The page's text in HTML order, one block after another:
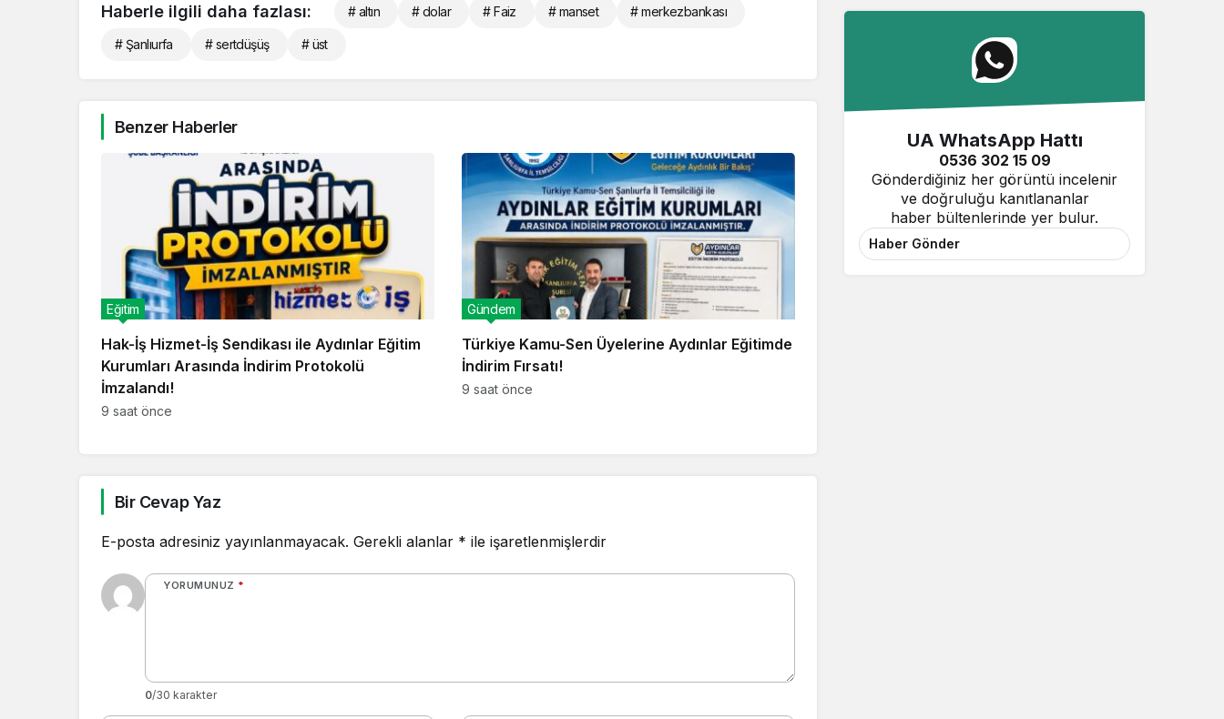
Haberle ilgili daha fazlası: # altın # dolar # Faiz # manset # merkezbankası
# Şanlıurfa # sertdüşüş # üst
Benzer Haberler
Hak-İş Hizmet-İş Sendikası ile Aydınlar Eğitim
Kurumları Arasında İndirim Protokolü
İmzalandı!
Eğitim
9 saat önce
Türkiye Kamu-Sen Üyelerine Aydınlar Eğitimde
İndirim Fırsatı!
Gündem
9 saat önce
Bir Cevap Yaz
E-posta adresiniz yayınlanmayacak. Gerekli alanlar * ile işaretlenmişlerdir
YORUMUNUZ *
0/30 karakter
UA WhatsApp Hattı
0536 302 15 09
Gönderdiğiniz her görüntü incelenir
ve doğruluğu kanıtlananlar
haber bültenlerinde yer bulur.
Haber Gönder